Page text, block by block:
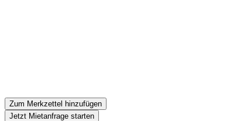
Zum Merkzettel hinzufügen
Jetzt Mietanfrage starten